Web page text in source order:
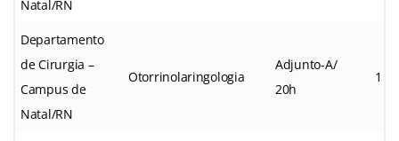
Natal/RN
Departamento
de Cirurgia –
Campus de
Natal/RN
Otorrinolaringologia
Adjunto-A/
20h
1